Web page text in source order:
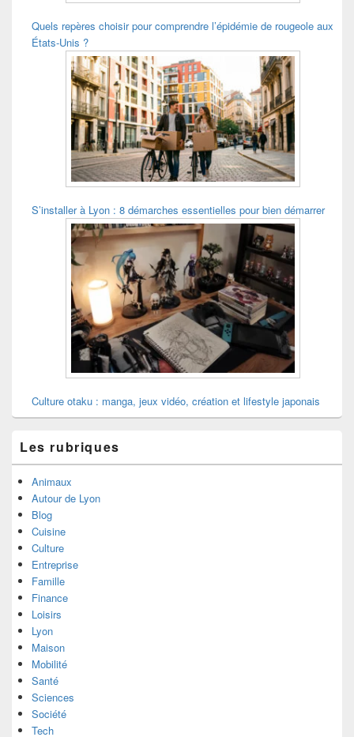
Quels repères choisir pour comprendre l’épidémie de rougeole aux
États-Unis ?
S’installer à Lyon : 8 démarches essentielles pour bien démarrer
Culture otaku : manga, jeux vidéo, création et lifestyle japonais
Les rubriques
Animaux
Autour de Lyon
Blog
Cuisine
Culture
Entreprise
Famille
Finance
Loisirs
Lyon
Maison
Mobilité
Santé
Sciences
Société
Tech